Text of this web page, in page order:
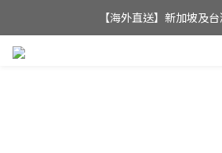
全店滿$350，即可享港澳地
【海外直送】新加坡及